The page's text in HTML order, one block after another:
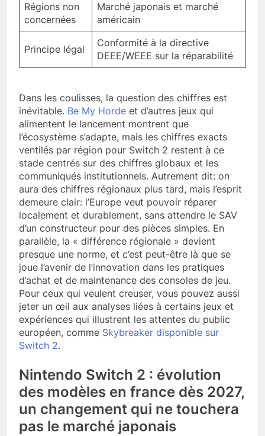
Régions non
concernées
Marché japonais et marché
américain
Principe légal
Conformité à la directive
DEEE/WEEE sur la réparabilité
Dans les coulisses, la question des chiffres est
inévitable. Be My Horde et d’autres jeux qui
alimentent le lancement montrent que
l’écosystème s’adapte, mais les chiffres exacts
ventilés par région pour Switch 2 restent à ce
stade centrés sur des chiffres globaux et les
communiqués institutionnels. Autrement dit: on
aura des chiffres régionaux plus tard, mais l’esprit
demeure clair: l’Europe veut pouvoir réparer
localement et durablement, sans attendre le SAV
d’un constructeur pour des pièces simples. En
parallèle, la « différence régionale » devient
presque une norme, et c’est peut-être là que se
joue l’avenir de l’innovation dans les pratiques
d’achat et de maintenance des consoles de jeu.
Pour ceux qui veulent creuser, vous pouvez aussi
jeter un œil aux analyses liées à certains jeux et
expériences qui illustrent les attentes du public
européen, comme Skybreaker disponible sur
Switch 2.
Nintendo Switch 2 : évolution
des modèles en france dès 2027,
un changement qui ne touchera
pas le marché japonais